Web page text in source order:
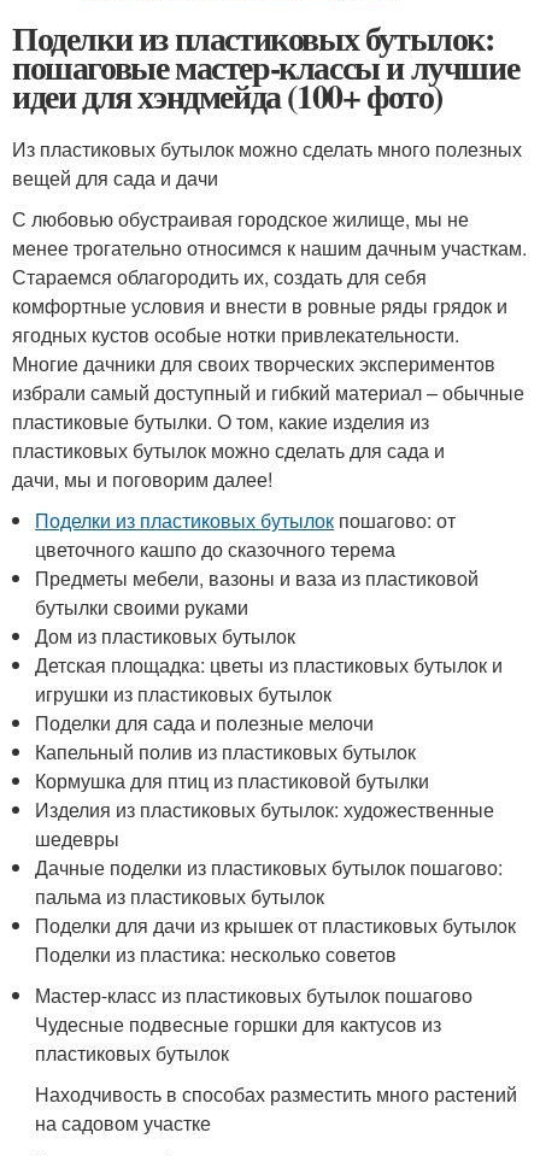
Поделки из пластиковых бутылок:
пошаговые мастер-классы и лучшие
идеи для хэндмейда (100+ фото)
Из пластиковых бутылок можно сделать много полезных
вещей для сада и дачи
С любовью обустраивая городское жилище, мы не
менее трогательно относимся к нашим дачным участкам.
Стараемся облагородить их, создать для себя
комфортные условия и внести в ровные ряды грядок и
ягодных кустов особые нотки привлекательности.
Многие дачники для своих творческих экспериментов
избрали самый доступный и гибкий материал – обычные
пластиковые бутылки. О том, какие изделия из
пластиковых бутылок можно сделать для сада и
дачи, мы и поговорим далее!
Поделки из пластиковых бутылок пошагово: от
цветочного кашпо до сказочного терема
Предметы мебели, вазоны и ваза из пластиковой
бутылки своими руками
Дом из пластиковых бутылок
Детская площадка: цветы из пластиковых бутылок и
игрушки из пластиковых бутылок
Поделки для сада и полезные мелочи
Капельный полив из пластиковых бутылок
Кормушка для птиц из пластиковой бутылки
Изделия из пластиковых бутылок: художественные
шедевры
Дачные поделки из пластиковых бутылок пошагово:
пальма из пластиковых бутылок
Поделки для дачи из крышек от пластиковых бутылок
Поделки из пластика: несколько советов
Мастер-класс из пластиковых бутылок пошагово
Чудесные подвесные горшки для кактусов из
пластиковых бутылок
Находчивость в способах разместить много растений
на садовом участке